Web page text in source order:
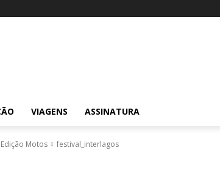
VIAGENS ASSINATURA
Motos festival_interlagos